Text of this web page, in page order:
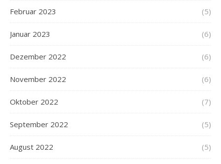
Februar 2023 (5)
Januar 2023 (6)
Dezember 2022 (6)
November 2022 (6)
Oktober 2022 (7)
September 2022 (5)
August 2022 (5)